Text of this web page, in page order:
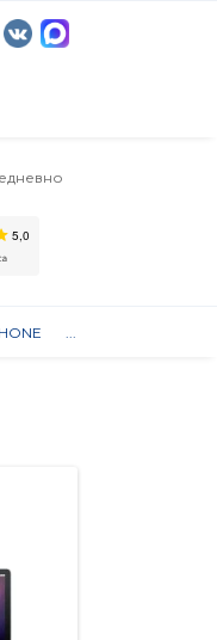
...